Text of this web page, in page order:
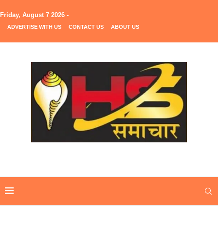
Friday, August 7 2026 -
ADVERTISE WITH US CONTACT US ABOUT US